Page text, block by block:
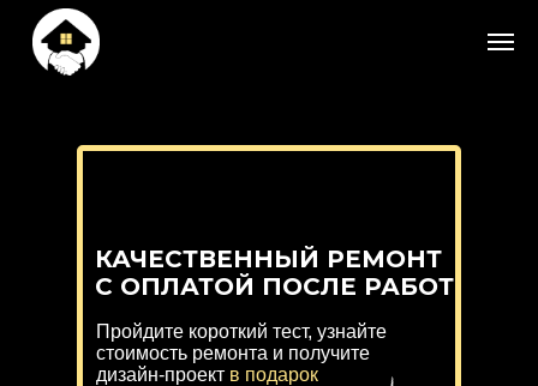
КАЧЕСТВЕННЫЙ РЕМОНТ
С ОПЛАТОЙ ПОСЛЕ РАБОТ
Пройдите короткий тест, узнайте
стоимость ремонта и получите
дизайн-проект в подарок